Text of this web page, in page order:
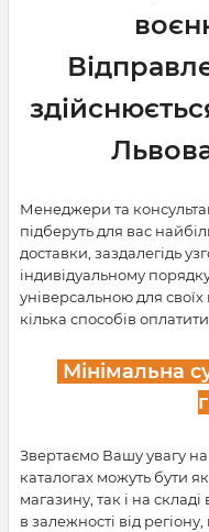
Менеджери та
підберуть для вас
доставки, заздалегідь
індивідуальному
універсальною для
кілька способів
Мінімальна
Звертаємо Вашу увагу на
каталогах можуть бути
магазину, так і на
в залежності від